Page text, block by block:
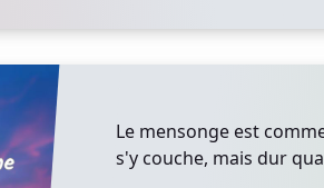
Le mensonge est
s'y couche, mais dur